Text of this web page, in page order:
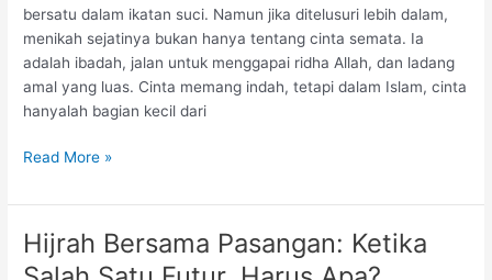
bersatu dalam ikatan suci. Namun jika ditelusuri lebih dalam,
menikah sejatinya bukan hanya tentang cinta semata. Ia
adalah ibadah, jalan untuk menggapai ridha Allah, dan ladang
amal yang luas. Cinta memang indah, tetapi dalam Islam, cinta
hanyalah bagian kecil dari
dan
Ridha
Allah
Read More »
Hijrah Bersama Pasangan: Ketika
Hijrah
Bersama